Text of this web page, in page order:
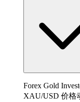
Forex Gold
XAU/USD 价格